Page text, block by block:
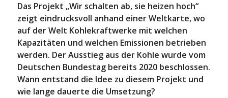
Das Projekt „Wir schalten ab, sie heizen hoch“
zeigt eindrucksvoll anhand einer Weltkarte, wo
auf der Welt Kohlekraftwerke mit welchen
Kapazitäten und welchen Emissionen betrieben
werden. Der Ausstieg aus der Kohle wurde vom
Deutschen Bundestag bereits 2020 beschlossen.
Wann entstand die Idee zu diesem Projekt und
wie lange dauerte die Umsetzung?